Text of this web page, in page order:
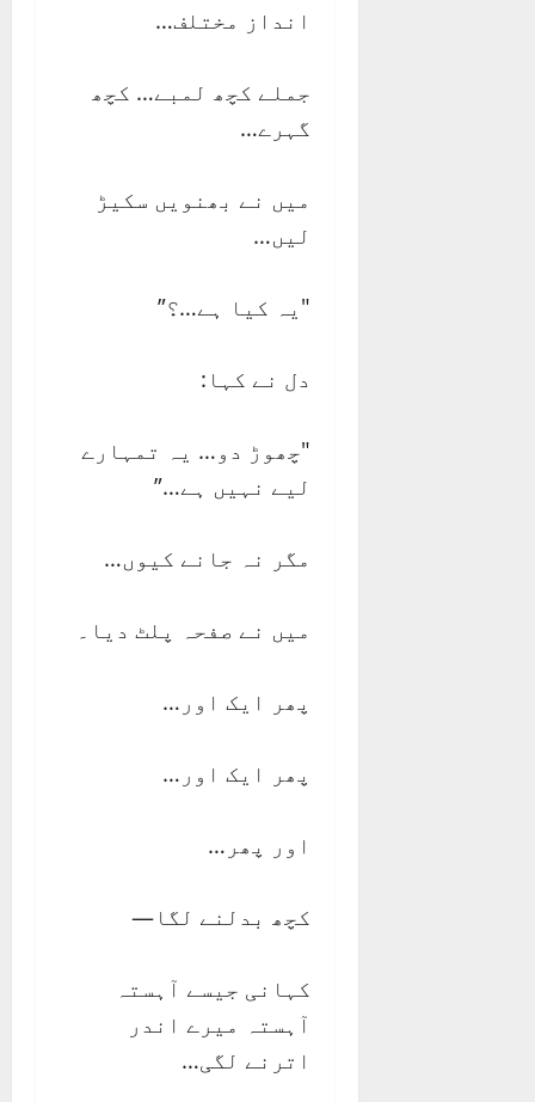
انداز مختلف…
جملے کچھ لمبے… کچھ
گہرے…
میں نے بھنویں سکیڑ
لیں…
"یہ کیا ہے…؟”
دل نے کہا:
"چھوڑ دو… یہ تمہارے
لیے نہیں ہے…”
مگر نہ جانے کیوں…
میں نے صفحہ پلٹ دیا۔
پھر ایک اور…
پھر ایک اور…
اور پھر…
کچھ بدلنے لگا—
کہانی جیسے آہستہ
آہستہ میرے اندر
اترنے لگی…